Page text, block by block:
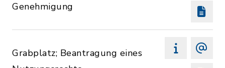
Genehmigung
Grabplatz; Beantragung eines